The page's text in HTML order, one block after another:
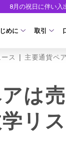
8月の祝日に伴い入
めに
全性
取引
FX（通貨
現物株式
ETF
ス | 主要通貨ペ
は
リ